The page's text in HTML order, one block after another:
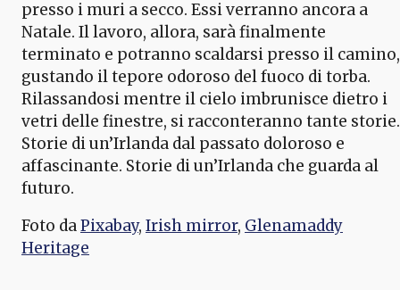
presso i muri a secco. Essi verranno ancora a
Natale. Il lavoro, allora, sarà finalmente
terminato e potranno scaldarsi presso il camino,
gustando il tepore odoroso del fuoco di torba.
Rilassandosi mentre il cielo imbrunisce dietro i
vetri delle finestre, si racconteranno tante storie.
Storie di un’Irlanda dal passato doloroso e
affascinante. Storie di un’Irlanda che guarda al
futuro.
Foto daPixabay, Irish mirror, Glenamaddy
Heritage